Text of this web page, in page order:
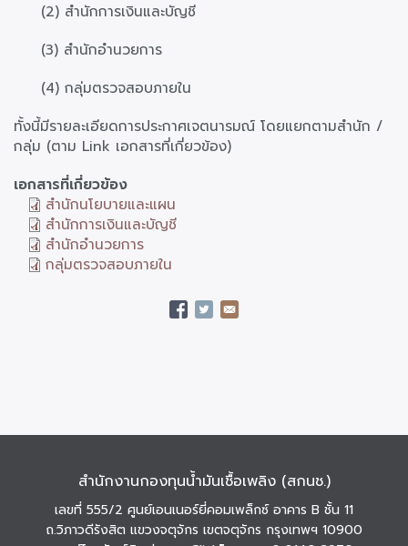
(2) สำนักการเงินและบัญชี
(3) สำนักอำนวยการ
(4) กลุ่มตรวจสอบภายใน
ทั้งนี้มีรายละเอียดการประกาศเจตนารมณ์ โดยแยกตามสำนัก /
กลุ่ม (ตาม Link เอกสารที่เกี่ยวข้อง)
เอกสารที่เกี่ยวข้อง
สำนักนโยบายและแผน
สำนักการเงินและบัญชี
สำนักอำนวยการ
กลุ่มตรวจสอบภายใน
สำนักงานกองทุนน้ำมันเชื้อเพลิง (สกนช.)
เลขที่ 555/2 ศูนย์เอนเนอร์ยี่คอมเพล็กซ์ อาคาร B ชั้น 11
ถ.วิภาวดีรังสิต แขวงจตุจักร เขตจตุจักร กรุงเทพฯ 10900